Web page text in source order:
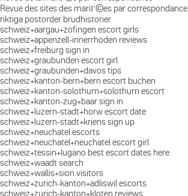
Revue des sites des mariГ©es par correspondance
riktiga postorder brudhistorier
schweiz+aargau+zofingen escort girls
schweiz+appenzell-innerrhoden reviews
schweiz+freiburg sign in
schweiz+graubunden escort girl
schweiz+graubunden+davos tips
schweiz+kanton-bern+bern escort buchen
schweiz+kanton-solothurn+solothurn escort
schweiz+kanton-zug+baar sign in
schweiz+luzern-stadt+horw escort date
schweiz+luzern-stadt+kriens sign up
schweiz+neuchatel escorts
schweiz+neuchatel+neuchatel escort girl
schweiz+tessin+lugano best escort dates here
schweiz+waadt search
schweiz+wallis+sion visitors
schweiz+zurich-kanton+adliswil escorts
schweiz+zurich-kanton+kloten reviews